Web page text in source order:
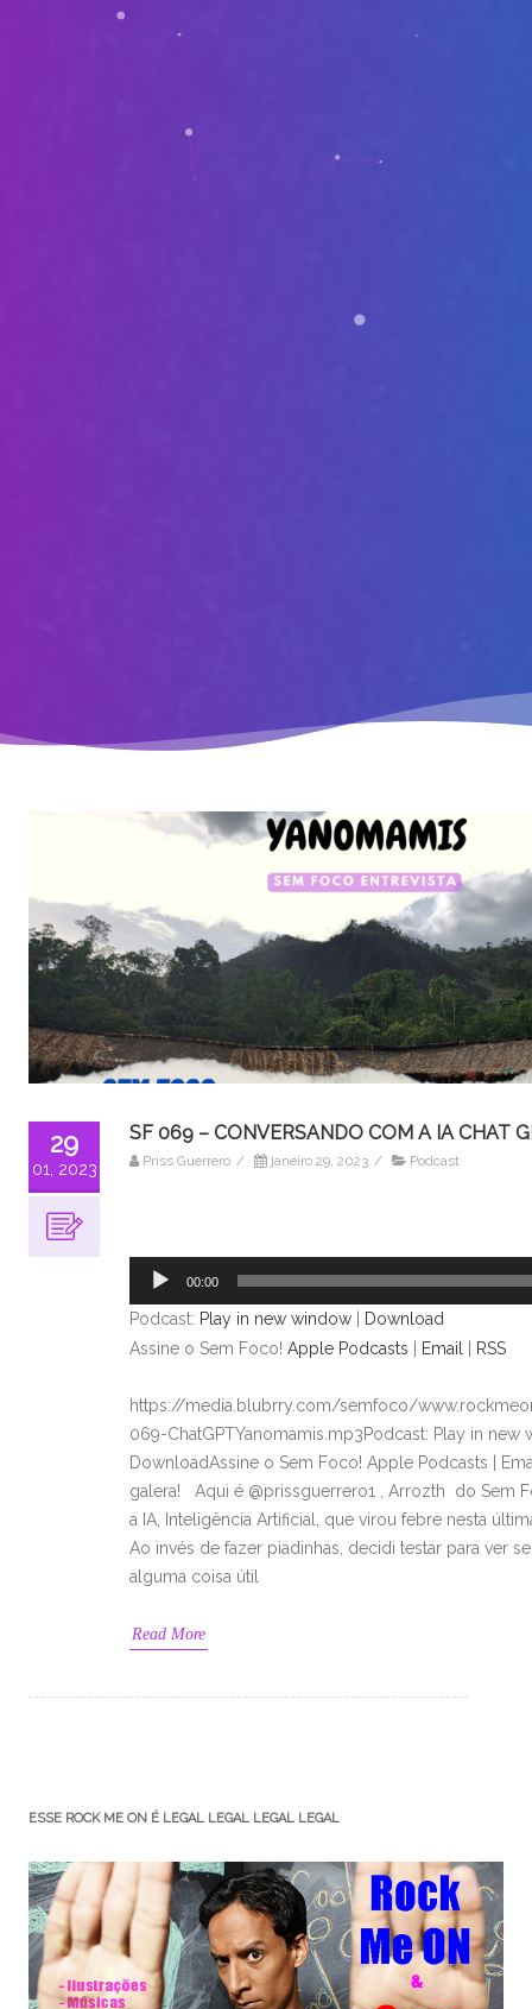
29
01, 2023
SF 069 – CONVERSANDO COM A IA CHAT
Priss Guerrero / janeiro 29, 2023 / Podcast
áudio
00:00
Podcast: Play in new window
Download
Assine o Sem Foco! Apple Podcasts Email RSS
https://media.blubrry.com/semfoco/
069-ChatGPTYanomamis.mp3Podcast: Play in new
DownloadAssine o Sem Foco! Apple Podcasts |
galera! Aqui é @prissguerrero1 , Arrozth do Sem
a IA, Inteligência Artificial, que virou febre nesta
Ao invés de fazer piadinhas, decidi testar para ver
alguma coisa útil
Read More
ESSE ROCK ME ON É LEGAL LEGAL LEGAL LEGAL